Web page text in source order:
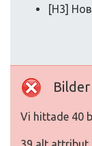
[H3]
Bilder
Vi hittade 40